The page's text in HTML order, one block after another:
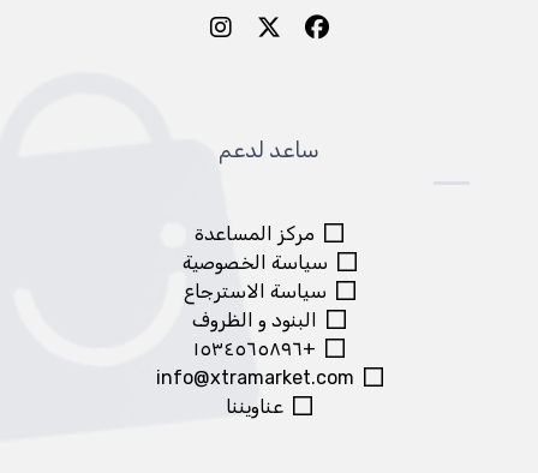
ساعد لدعم
مركز المساعدة
سياسة الخصوصية
سياسة الاسترجاع
البنود و الظروف
+١٥٣٤٥٦٥٨٩٦
info@xtramarket.com
عناويننا